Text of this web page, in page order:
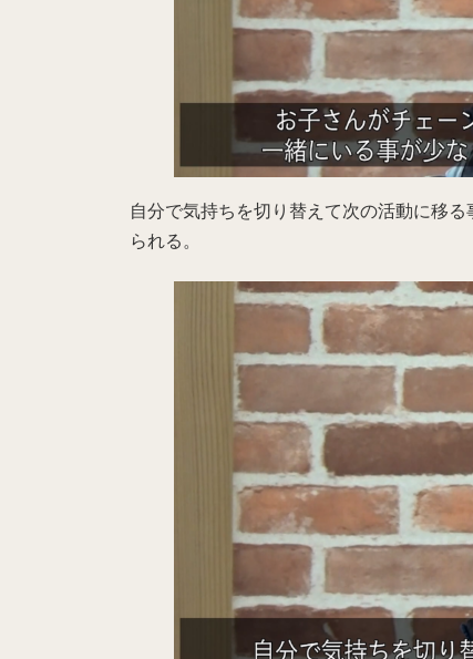
自分で気持ちを切り替えて次の活動に移
られる。